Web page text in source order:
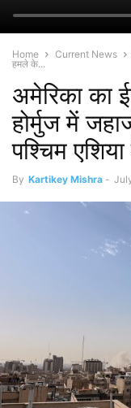
Home Current News
हमले के...
अमेरिका का
होर्मुज में
पश्चिम
By Kartikey Mishra -